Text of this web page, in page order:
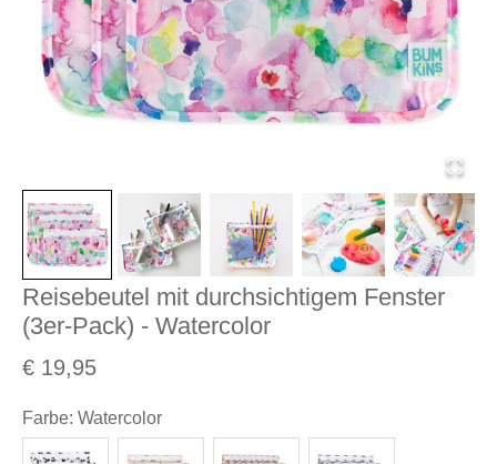
Reisebeutel mit durchsichtigem Fenster
(3er-Pack) - Watercolor
€ 19,95
Farbe: Watercolor